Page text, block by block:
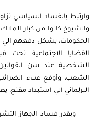
وارتبط بالفساد السياسي
والشيوخ كانوا من كبار
الحكومات، بشكل دفعهم الي
القضايا الاجتماعية تحت
الشخصية عند سن القوانين
الشعب، وأوقع عبء الضرائب
البرلماني الي استبداد مقنع،
وبقدر فساد الجهاز